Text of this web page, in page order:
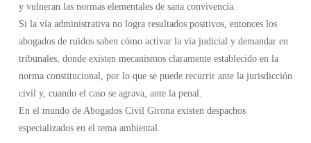
y vulneran las normas elementales de sana convivencia.
Si la vía administrativa no logra resultados positivos, entonces los
abogados de ruidos saben cómo activar la vía judicial y demandar en
tribunales, donde existen mecanismos claramente establecido en la
norma constitucional, por lo que se puede recurrir ante la jurisdicción
civil y, cuando el caso se agrava, ante la penal.
En el mundo de Abogados Civil Girona existen despachos
especializados en el tema ambiental.